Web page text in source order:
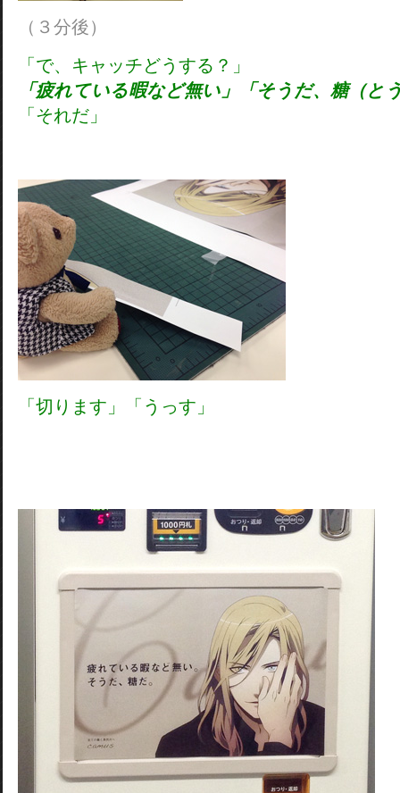
（３分後）
「で、キャッチどうする？」
「疲れている暇など無い」「そうだ、糖（と
「それだ」
「切ります」「うっす」